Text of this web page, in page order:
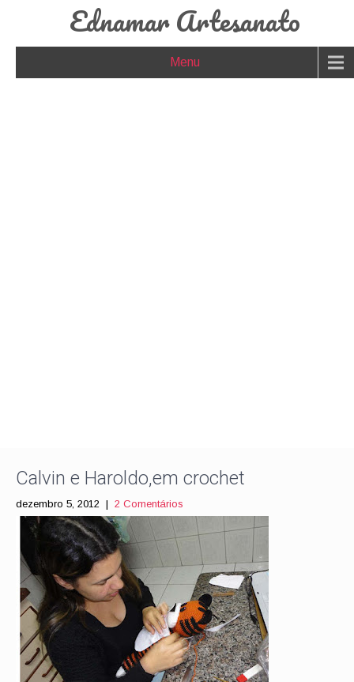
Ednamar Artesanato
Menu
Calvin e Haroldo,em crochet
dezembro 5, 2012 | 2 Comentários